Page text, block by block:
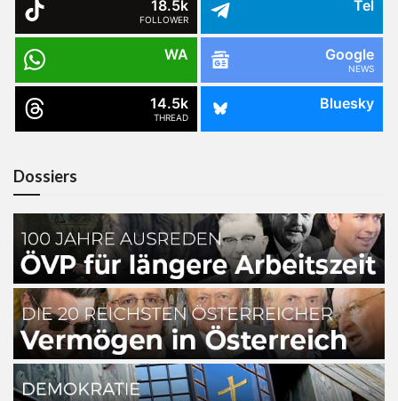
18.5k
FOLLOWER
Tel
WA Google
NEWS
14.5k
THREAD
Bluesky
Dossiers